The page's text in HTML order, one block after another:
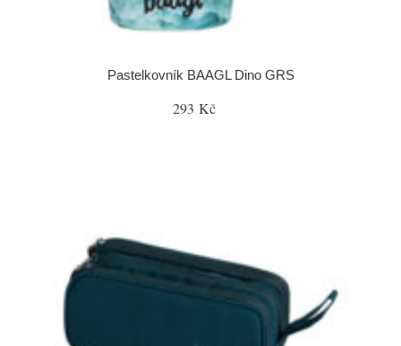
Pastelkovník BAAGL Dino GRS
293 Kč